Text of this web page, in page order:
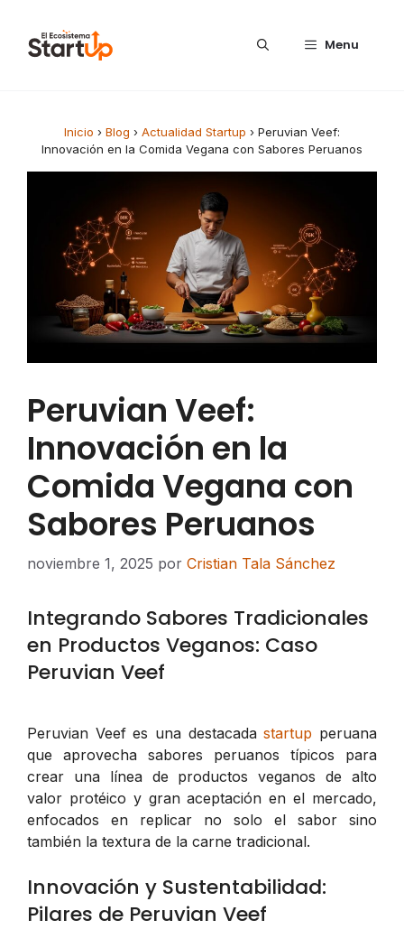
Menu
Inicio › Blog › Actualidad Startup › Peruvian Veef:
Innovación en la Comida Vegana con Sabores Peruanos
Peruvian Veef:
Innovación en la
Comida Vegana con
Sabores Peruanos
noviembre 1, 2025 por Cristian Tala Sánchez
Integrando Sabores Tradicionales
en Productos Veganos: Caso
Peruvian Veef
Peruvian Veef es una destacadastartup peruana
que aprovecha sabores peruanos típicos para
crear una línea de productos veganos de alto
valor protéico y gran aceptación en el mercado,
enfocados en replicar no solo el sabor sino
también la textura de la carne tradicional.
Innovación y Sustentabilidad:
Pilares de Peruvian Veef